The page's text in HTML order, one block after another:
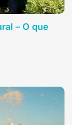
– O que